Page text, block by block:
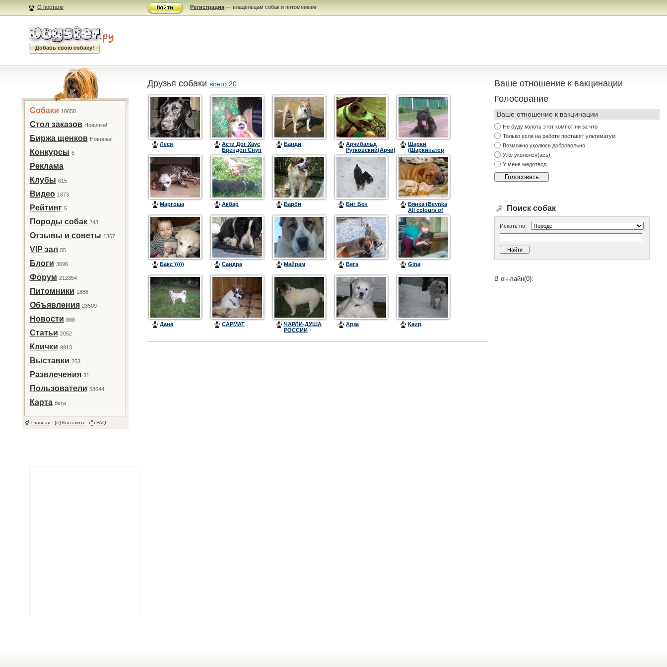
О портале Регистрация — владельцам собак и питомникам
Добавь свою собаку!
Собаки 18658
Стол заказов Новинка!
Биржа щенков Новинка!
Конкурсы 5
Реклама
Клубы 615
Видео 1873
Рейтинг 5
Породы собак 243
Отзывы и советы 1367
VIP зал 55
Блоги 3696
Форум 212354
Питомники 1888
Объявления 23509
Новости 888
Статьи 2052
Клички 9913
Выставки 253
Развлечения 31
Пользователи 58644
Карта бета
Главная Контакты FAQ
Друзья собаки всего 20
Леся
Асти Дог Хаус
Брендон Снуп
Банди
Арчибальд
Рутковский(Арчи)
Шарки
(Шаркинатор
или Шарик)
Маргоша Акбар Барби Биг Бен
Бянка (Beynka
All colours of
rainbow)
Бакс ))))) Сандра Майрам Вега Gina
Дана САРМАТ
ЧАРЛИ-ДУША
РОССИИ
Арза Каир
Ваше отношение к вакцинации
Голосование
Ваше отношение к вакцинации
Не буду колоть этот компот ни за что
Только если на работе поставят ультиматум
Возможно уколюсь добровольно
Уже укололся(ась)
У меня медотвод
Поиск собак
Искать по
В он-лайн(0):